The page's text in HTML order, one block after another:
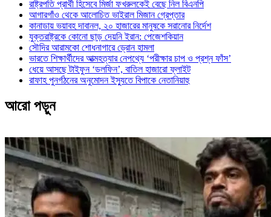
রাষ্ট্রপতি প্রার্থী হিসেবে মির্জা ফখরুলকেই বেছে নিল বিএনপি
আগারগাঁও থেকে আলোচিত ভাইরাল মিজান গ্রেপ্তার
কানাডায় ভয়াবহ দাবানল, ২০ হাজারের মানুষকে সরানোর নির্দেশ
যুক্তরাষ্ট্রকে কোনো ছাড় দেয়নি ইরান: পেজেশকিয়ান
সৌদির আরামকো শোধনাগারে ড্রোন হামলা
ভারতে শিক্ষার্থীদের আত্মহত্যার নেপথ্যে ‘পরীক্ষার চাপ ও প্রশ্ন ফাঁস’
ধেয়ে আসছে টাইফুন ‘ডলফিন’, বাতিল হাজারো ফ্লাইট
রাফাহ পুনর্গঠনের অনুমোদন ইস্যুতে বিপাকে নেতানিয়াহু
আরো পড়ুন